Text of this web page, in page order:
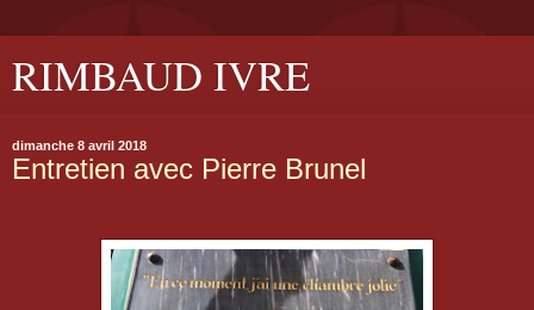
RIMBAUD IVRE
dimanche 8 avril 2018
Entretien avec Pierre Brunel